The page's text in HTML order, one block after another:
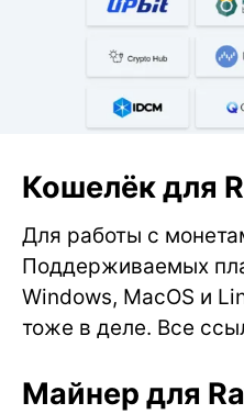
Кошелёк для
Для работы с
Поддерживаемых
Windows, MacOS и
тоже в деле. Все
Майнер для